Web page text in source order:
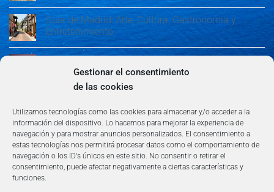
Gestionar el consentimiento
de las cookies
Utilizamos tecnologías como las cookies para almacenar y/o acceder a la
información del dispositivo. Lo hacemos para mejorar la experiencia de
navegación y para mostrar anuncios personalizados. El consentimiento a
estas tecnologías nos permitirá procesar datos como el comportamiento de
navegación o los ID's únicos en este sitio. No consentir o retirar el
consentimiento, puede afectar negativamente a ciertas características y
funciones.
Guía de Madrid: Arte, Cultura, Gastronomía y
Entretenimiento
Guía de Madrid: Arte, Cultura, Gastronomía y
Entretenimiento